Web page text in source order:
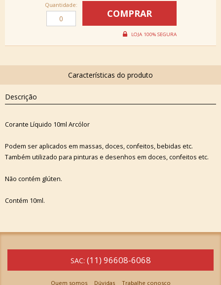
Quantidade:
Descrição
Corante Líquido 10ml Arcólor
Podem ser aplicados em massas, doces, confeitos, bebidas etc.
Também utilizado para pinturas e desenhos em doces, confeitos etc.
Não contém glúten.
Contém 10ml.
SAC: (11) 96608-6068
Quem somos Dúvidas Trabalhe conosco